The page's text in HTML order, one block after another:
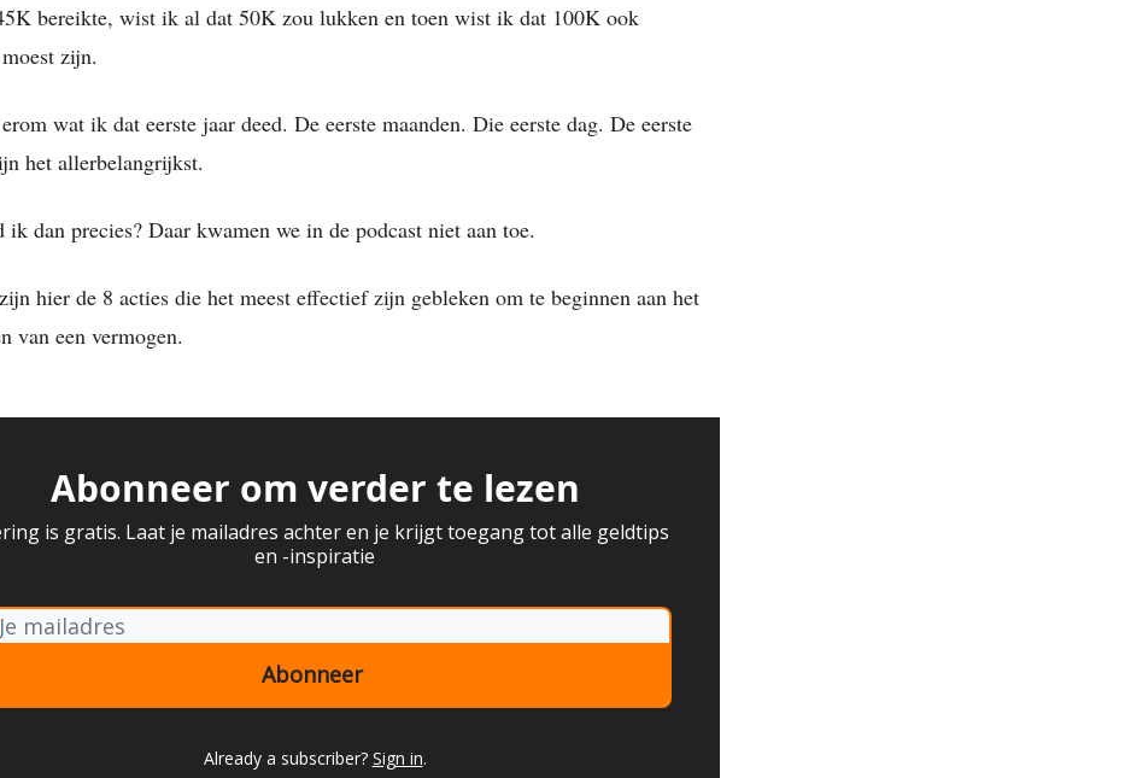
bereikte, wist ik al dat 50K zou lukken en toen wist ik dat 100K ook
zijn.
wat ik dat eerste jaar deed. De eerste maanden. Die eerste dag. De eerste
het allerbelangrijkst.
ik dan precies? Daar kwamen we in de podcast niet aan toe.
hier de 8 acties die het meest effectief zijn gebleken om te beginnen aan het
van een vermogen.
Abonneer om verder te lezen
is gratis. Laat je mailadres achter en je krijgt toegang tot alle geldtips
en -inspiratie
Already a subscriber? Sign in.